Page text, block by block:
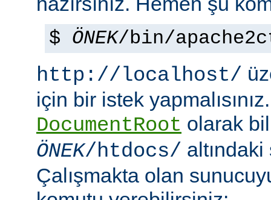
$ ÖNEK/bin/
http://localhost/
için bir istek
DocumentRoot olarak
ÖNEK/htdocs/
Çalışmakta olan